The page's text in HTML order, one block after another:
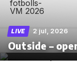
LIVE 2 jul, 2026
Outside –